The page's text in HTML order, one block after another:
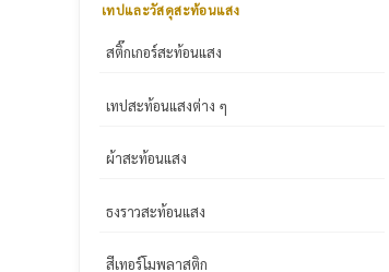
เทปและวัสดุสะท้อนแสง
สติ๊กเกอร์สะท้อนแสง
เทปสะท้อนแสงต่าง ๆ
ผ้าสะท้อนแสง
ธงราวสะท้อนแสง
สีเทอร์โมพลาสติก